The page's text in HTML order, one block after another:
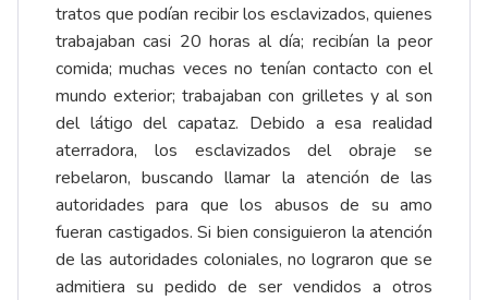
tratos que podían recibir los esclavizados, quienes
trabajaban casi 20 horas al día; recibían la peor
comida; muchas veces no tenían contacto con el
mundo exterior; trabajaban con grilletes y al son
del látigo del capataz. Debido a esa realidad
aterradora, los esclavizados del obraje se
rebelaron, buscando llamar la atención de las
autoridades para que los abusos de su amo
fueran castigados. Si bien consiguieron la atención
de las autoridades coloniales, no lograron que se
admitiera su pedido de ser vendidos a otros